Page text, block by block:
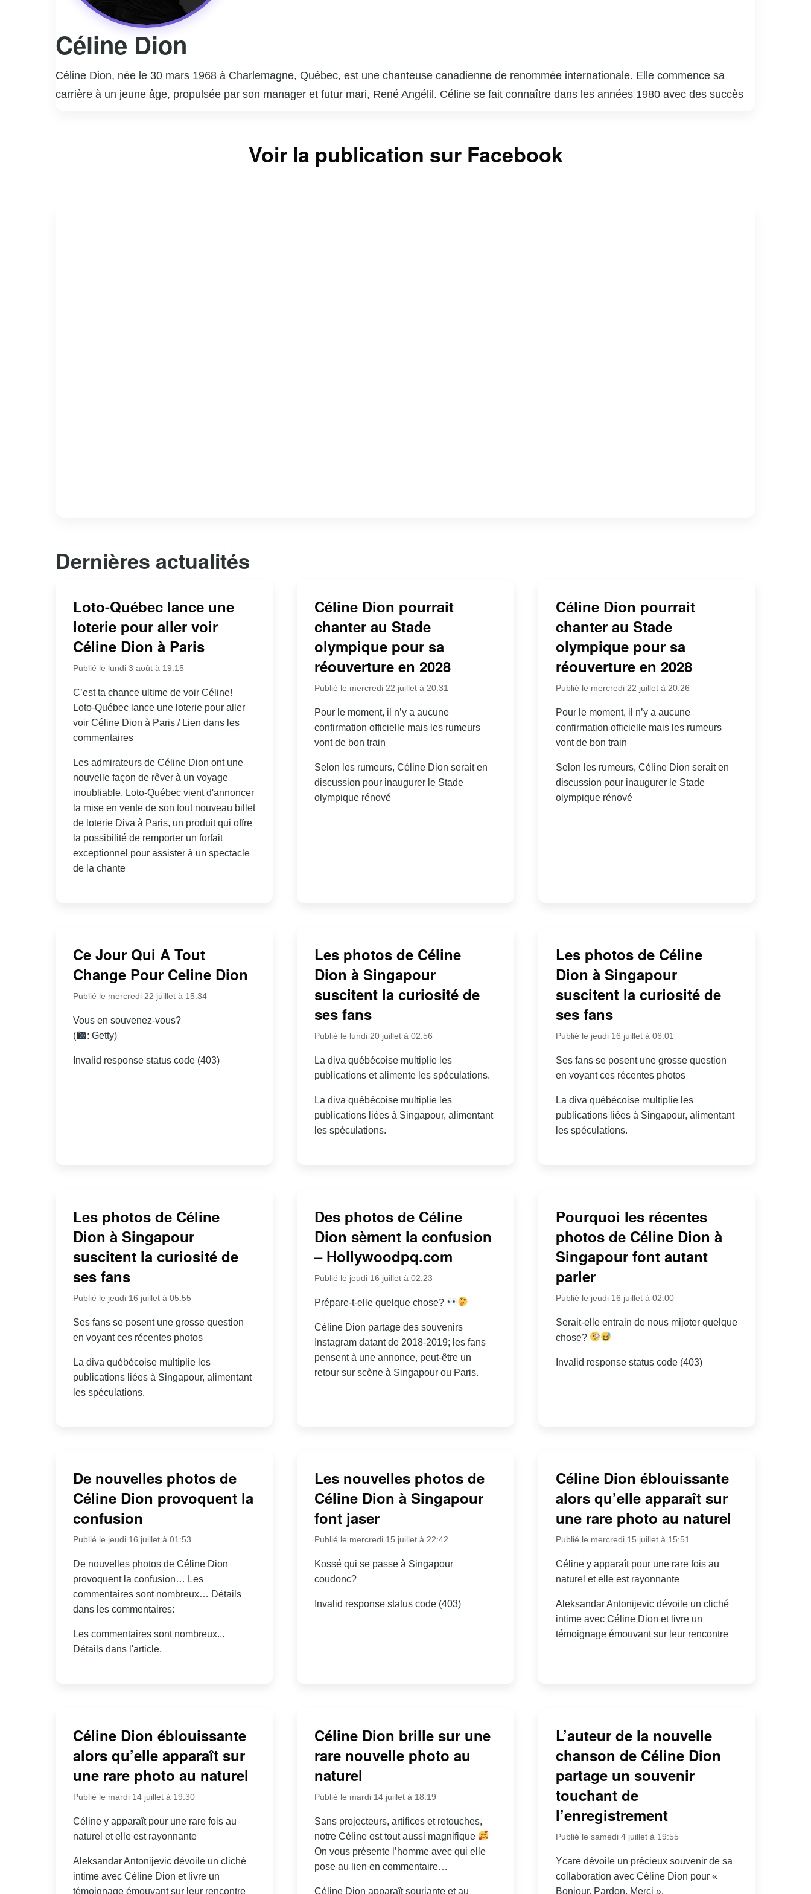
Céline Dion
Céline Dion, née le 30 mars 1968 à Charlemagne, Québec, est une chanteuse canadienne de renommée internationale. Elle commence sa
carrière à un jeune âge, propulsée par son manager et futur mari, René Angélil. Céline se fait connaître dans les années 1980 avec des succès
d’interprétation exceptionnelle, elle a vendu plus de 200 millions d’albums à travers le monde. Céline Dion est également connue pour ses
résidences à Las Vegas, qui ont battu des records d’affluence. En plus de sa carrière musicale, elle est impliquée dans diverses œuvres de
Voir la publication sur Facebook
Dernières actualités
Loto-Québec lance une
loterie pour aller voir
Céline Dion à Paris
Publié le lundi 3 août à 19:15
C’est ta chance ultime de voir Céline!
Loto-Québec lance une loterie pour aller
voir Céline Dion à Paris / Lien dans les
commentaires
Les admirateurs de Céline Dion ont une
nouvelle façon de rêver à un voyage
inoubliable. Loto-Québec vient d'annoncer
la mise en vente de son tout nouveau billet
de loterie Diva à Paris, un produit qui offre
la possibilité de remporter un forfait
exceptionnel pour assister à un spectacle
de la chante
Céline Dion pourrait
chanter au Stade
olympique pour sa
réouverture en 2028
Publié le mercredi 22 juillet à 20:31
Pour le moment, il n’y a aucune
confirmation officielle mais les rumeurs
vont de bon train
Selon les rumeurs, Céline Dion serait en
discussion pour inaugurer le Stade
olympique rénové
Céline Dion pourrait
chanter au Stade
olympique pour sa
réouverture en 2028
Publié le mercredi 22 juillet à 20:26
Pour le moment, il n’y a aucune
confirmation officielle mais les rumeurs
vont de bon train
Selon les rumeurs, Céline Dion serait en
discussion pour inaugurer le Stade
olympique rénové
Ce Jour Qui A Tout
Change Pour Celine Dion
Publié le mercredi 22 juillet à 15:34
Vous en souvenez-vous?
(
: Getty)
Invalid response status code (403)
Les photos de Céline
Dion à Singapour
suscitent la curiosité de
ses fans
Publié le lundi 20 juillet à 02:56
La diva québécoise multiplie les
publications et alimente les spéculations.
La diva québécoise multiplie les
publications liées à Singapour, alimentant
les spéculations.
Les photos de Céline
Dion à Singapour
suscitent la curiosité de
ses fans
Publié le jeudi 16 juillet à 06:01
Ses fans se posent une grosse question
en voyant ces récentes photos
La diva québécoise multiplie les
publications liées à Singapour, alimentant
les spéculations.
Les photos de Céline
Dion à Singapour
suscitent la curiosité de
ses fans
Publié le jeudi 16 juillet à 05:55
Ses fans se posent une grosse question
en voyant ces récentes photos
La diva québécoise multiplie les
publications liées à Singapour, alimentant
les spéculations.
Des photos de Céline
Dion sèment la confusion
– Hollywoodpq.com
Publié le jeudi 16 juillet à 02:23
Prépare-t-elle quelque chose?
Céline Dion partage des souvenirs
Instagram datant de 2018-2019; les fans
pensent à une annonce, peut-être un
retour sur scène à Singapour ou Paris.
Pourquoi les récentes
photos de Céline Dion à
Singapour font autant
parler
Publié le jeudi 16 juillet à 02:00
Serait-elle entrain de nous mijoter quelque
chose?
Invalid response status code (403)
De nouvelles photos de
Céline Dion provoquent la
confusion
Publié le jeudi 16 juillet à 01:53
De nouvelles photos de Céline Dion
provoquent la confusion… Les
commentaires sont nombreux… Détails
dans les commentaires:
Les commentaires sont nombreux...
Détails dans l'article.
Les nouvelles photos de
Céline Dion à Singapour
font jaser
Publié le mercredi 15 juillet à 22:42
Kossé qui se passe à Singapour
coudonc?
Invalid response status code (403)
Céline Dion éblouissante
alors qu’elle apparaît sur
une rare photo au naturel
Publié le mercredi 15 juillet à 15:51
Céline y apparaît pour une rare fois au
naturel et elle est rayonnante
Aleksandar Antonijevic dévoile un cliché
intime avec Céline Dion et livre un
témoignage émouvant sur leur rencontre
Céline Dion éblouissante
alors qu’elle apparaît sur
une rare photo au naturel
Publié le mardi 14 juillet à 19:30
Céline y apparaît pour une rare fois au
naturel et elle est rayonnante
Aleksandar Antonijevic dévoile un cliché
intime avec Céline Dion et livre un
témoignage émouvant sur leur rencontre
Céline Dion brille sur une
rare nouvelle photo au
naturel
Publié le mardi 14 juillet à 18:19
Sans projecteurs, artifices et retouches,
notre Céline est tout aussi magnifique
On vous présente l’homme avec qui elle
pose au lien en commentaire…
Céline Dion apparaît souriante et au
L’auteur de la nouvelle
chanson de Céline Dion
partage un souvenir
touchant de
l’enregistrement
Publié le samedi 4 juillet à 19:55
Ycare dévoile un précieux souvenir de sa
collaboration avec Céline Dion pour «
Bonjour, Pardon, Merci ».